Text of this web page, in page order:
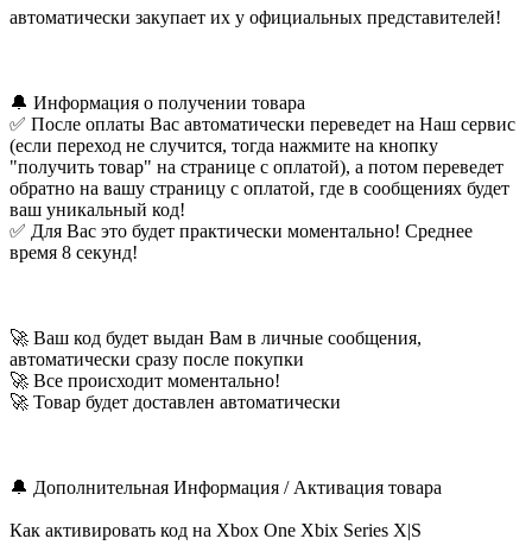
автоматически закупает их у официальных представителей!
🔔 Информация о получении товара
✅ После оплаты Вас автоматически переведет на Наш сервис
(если переход не случится, тогда нажмите на кнопку
"получить товар" на странице с оплатой), а потом переведет
обратно на вашу страницу с оплатой, где в сообщениях будет
ваш уникальный код!
✅ Для Вас это будет практически моментально! Среднее
время 8 секунд!
🚀 Ваш код будет выдан Вам в личные сообщения,
автоматически сразу после покупки
🚀 Все происходит моментально!
🚀 Товар будет доставлен автоматически
🔔 Дополнительная Информация / Активация товара
Как активировать код на Xbox One Xbix Series X|S